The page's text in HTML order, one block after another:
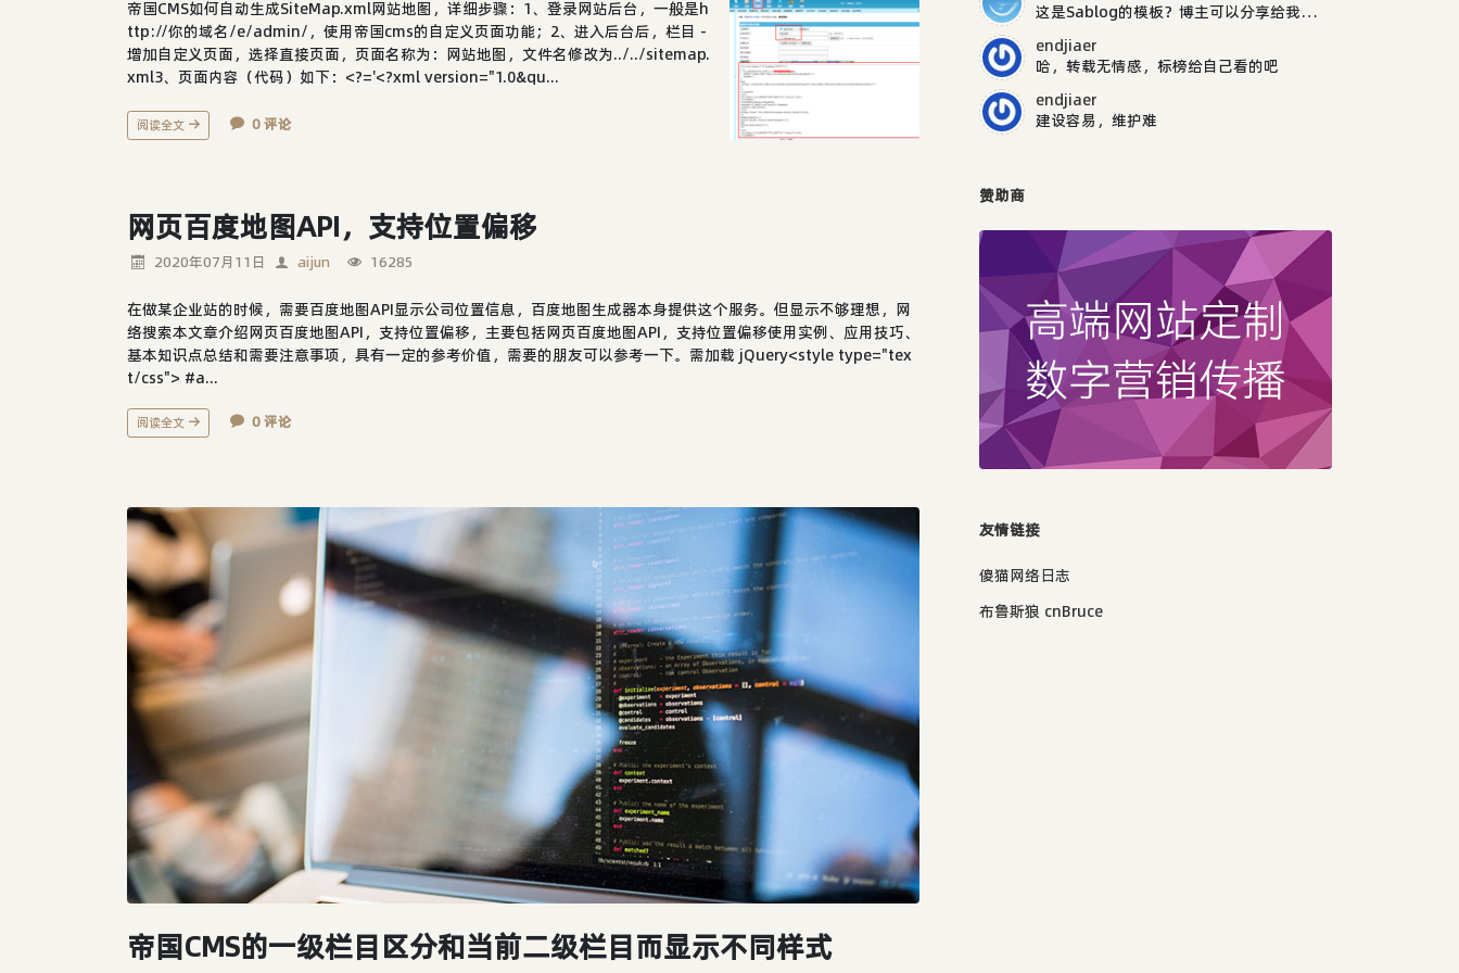
帝国CMS如何自动生成SiteMap.xml网站地图，详细步骤：1、登录网站后台，一般是h
ttp://你的域名/e/admin/，使用帝国cms的自定义页面功能；2、进入后台后，栏目 -
增加自定义页面，选择直接页面，页面名称为：网站地图，文件名修改为../../sitemap.
xml3、页面内容（代码）如下：<?='<?xml version="1.0&qu...
阅读全文 0 评论
网页百度地图API，支持位置偏移
2020年07月11日 aijun 16285
在做某企业站的时候，需要百度地图API显示公司位置信息，百度地图生成器本身提供这个服务。但显示不够理想，网
络搜索本文章介绍网页百度地图API，支持位置偏移，主要包括网页百度地图API，支持位置偏移使用实例、应用技巧、
基本知识点总结和需要注意事项，具有一定的参考价值，需要的朋友可以参考一下。需加载 jQuery<style type="tex
t/css"> #a...
阅读全文 0 评论
帝国CMS的一级栏目区分和当前二级栏目而显示不同样式
这是Sablog的模板？博主可以分享给我吗，谢谢
endjiaer
哈，转载无情感，标榜给自己看的吧
endjiaer
建设容易，维护难
赞助商
友情链接
傻猫网络日志
布鲁斯狼 cnBruce